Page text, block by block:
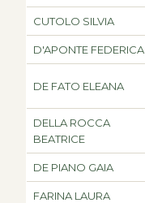
CUTOLO SILVIA
D'APONTE FEDERICA
DE FATO ELEANA
DELLA ROCCA
BEATRICE
DE PIANO GAIA
FARINA LAURA